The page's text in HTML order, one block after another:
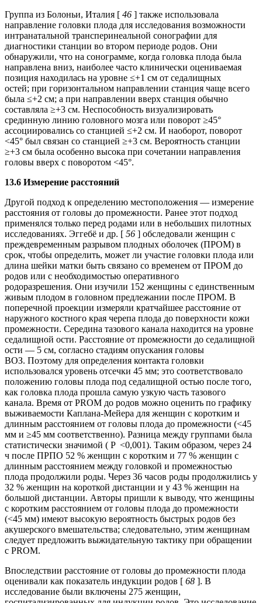
Группа из Болоньи, Италия [ 46 ] также использовала
направление головки плода для исследования возможности
интранатальной трансперинеальной сонографии для
диагностики станции во втором периоде родов. Они
обнаружили, что на сонограмме, когда головка плода была
направлена ​​вниз, наиболее часто клинически оцениваемая
позиция находилась на уровне ≤+1 см от седалищных
остей; при горизонтальном направлении станция чаще всего
была ≤+2 см; а при направлении вверх станция обычно
составляла ≥+3 см. Неспособность визуализировать
срединную линию головного мозга или поворот ≥45°
ассоциировались со станцией ≤+2 см. И наоборот, поворот
<45° был связан со станцией ≥+3 см. Вероятность станции
≥+3 см была особенно высока при сочетании направления
головы вверх с поворотом <45°.
13.6 Измерение расстояний
Другой подход к определению местоположения — измерение
расстояния от головы до промежности. Ранее этот подход
применялся только перед родами или в небольших пилотных
исследованиях. Эггебё и др. [ 56 ] обследовали женщин с
преждевременным разрывом плодных оболочек (ПРОМ) в
срок, чтобы определить, может ли участие головки плода или
длина шейки матки быть связано со временем от ПРОМ до
родов или с необходимостью оперативного
родоразрешения. Они изучили 152 женщины с единственным
живым плодом в головном предлежании после ПРОМ. В
поперечной проекции измеряли кратчайшее расстояние от
наружного костного края черепа плода до поверхности кожи
промежности. Середина тазового канала находится на уровне
седалищной ости. Расстояние от промежности до седалищной
ости — 5 см, согласно стадиям опускания головы
ВОЗ. Поэтому для определения контакта головки
использовался уровень отсечки 45 мм; это соответствовало
положению головы плода под седалищной остью после того,
как головка плода прошла самую узкую часть тазового
канала. Время от PROM до родов можно оценить по графику
выживаемости Каплана-Мейера для женщин с коротким и
длинным расстоянием от головы плода до промежности (<45
мм и ≥45 мм соответственно). Разница между группами была
статистически значимой ( P <0,001). Таким образом, через 24
ч после ПРПО 52 % женщин с коротким и 77 % женщин с
длинным расстоянием между головкой и промежностью
плода продолжили роды. Через 36 часов роды продолжились у
32 % женщин на короткой дистанции и у 43 % женщин на
большой дистанции. Авторы пришли к выводу, что женщины
с коротким расстоянием от головы плода до промежности
(<45 мм) имеют высокую вероятность быстрых родов без
акушерского вмешательства; следовательно, этим женщинам
следует предложить выжидательную тактику при обращении
с PROM.
Впоследствии расстояние от головы до промежности плода
оценивали как показатель индукции родов [ 68 ]. В
исследование были включены 275 женщин,